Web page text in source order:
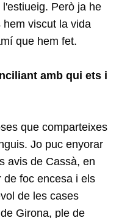
Però ja he
hem viscut la vida
que hem fet.
amb qui ets i
que comparteixes
Jo puc enyorar
avis de Cassà, en
de foc encesa i els
de les cases
Girona, ple de